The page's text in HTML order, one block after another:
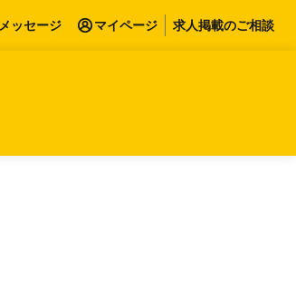
メッセージ マイページ 求人掲載のご相談